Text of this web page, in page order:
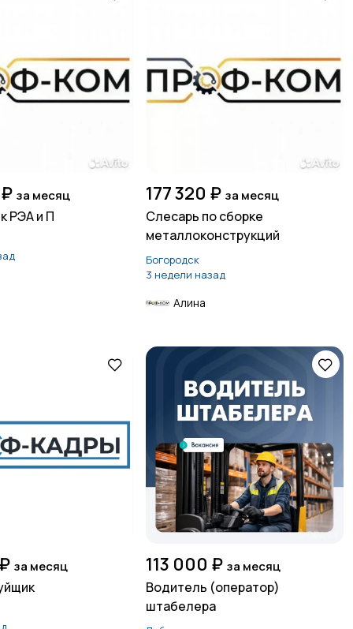
за месяц
РЭА и П
177 320 ₽ за месяц
Слесарь по сборке
металлоконструкций
Богородск
3 недели назад
Алина
за месяц 113 000 ₽ за месяц
Водитель (оператор)
штабелера